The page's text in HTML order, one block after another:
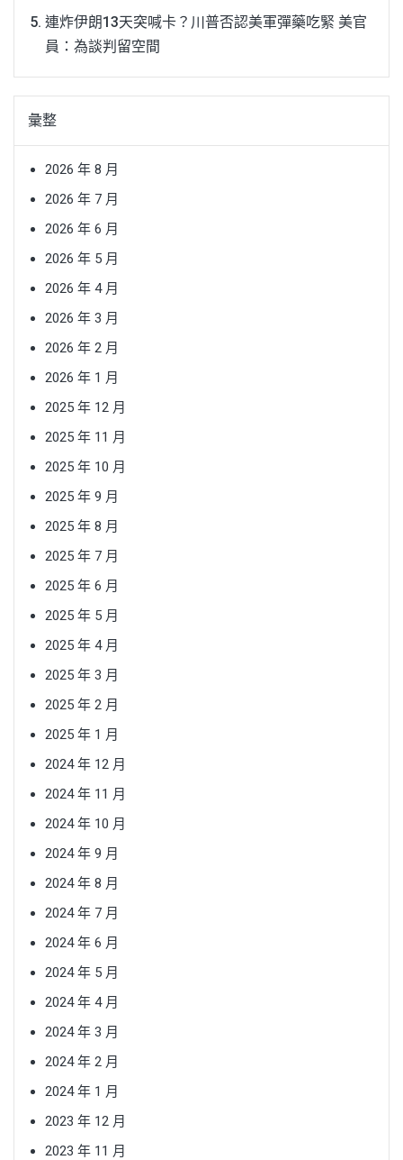
連炸伊朗13天突喊卡？川普否認美軍彈藥吃緊 美官
員：為談判留空間
彙整
2026 年 8 月
2026 年 7 月
2026 年 6 月
2026 年 5 月
2026 年 4 月
2026 年 3 月
2026 年 2 月
2026 年 1 月
2025 年 12 月
2025 年 11 月
2025 年 10 月
2025 年 9 月
2025 年 8 月
2025 年 7 月
2025 年 6 月
2025 年 5 月
2025 年 4 月
2025 年 3 月
2025 年 2 月
2025 年 1 月
2024 年 12 月
2024 年 11 月
2024 年 10 月
2024 年 9 月
2024 年 8 月
2024 年 7 月
2024 年 6 月
2024 年 5 月
2024 年 4 月
2024 年 3 月
2024 年 2 月
2024 年 1 月
2023 年 12 月
2023 年 11 月